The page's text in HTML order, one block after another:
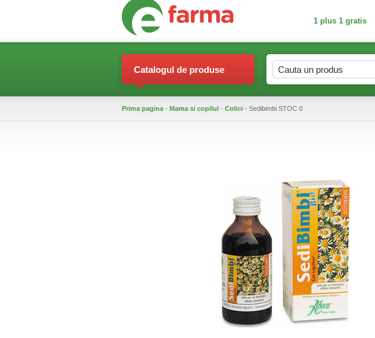
1 plus 1 gratis
Catalogul de produse
Prima pagina - Mama si copilul - Colici - Sedibimbi STOC 0